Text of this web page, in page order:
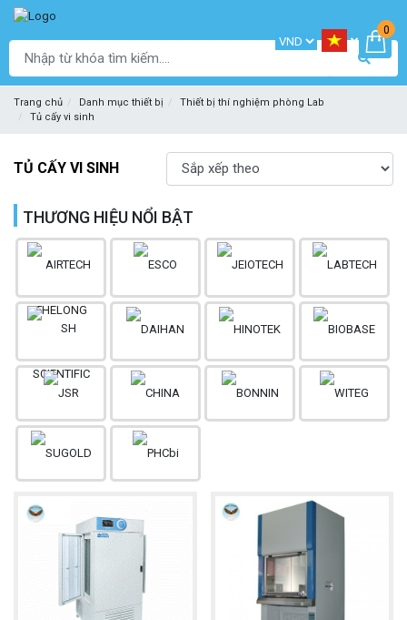
0
Trang chủ Danh mục thiết bị
Thiết bị thí nghiệm phòng Lab
Tủ cấy vi sinh
TỦ CẤY VI SINH
THƯƠNG HIỆU NỔI BẬT